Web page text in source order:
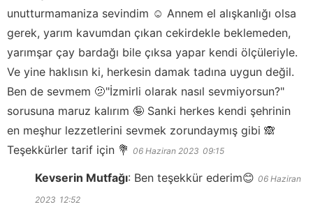
unutturmamaniza sevindim ☺️ Annem el alışkanlığı olsa
gerek, yarım kavumdan çıkan cekirdekle beklemeden,
yarımşar çay bardağı bile çıksa yapar kendi ölçüleriyle.
Ve yine haklısın ki, herkesin damak tadına uygun değil.
Ben de sevmem 🫤"İzmirli olarak nasıl sevmiyorsun?"
sorusuna maruz kalırım 🤪 Sanki herkes kendi şehrinin
en meşhur lezzetlerini sevmek zorundaymış gibi 🙈
Teşekkürler tarif için 💐 06 Haziran 2023 09:15
Kevserin Mutfağı: Ben teşekkür ederim😊 06 Haziran
2023 12:52